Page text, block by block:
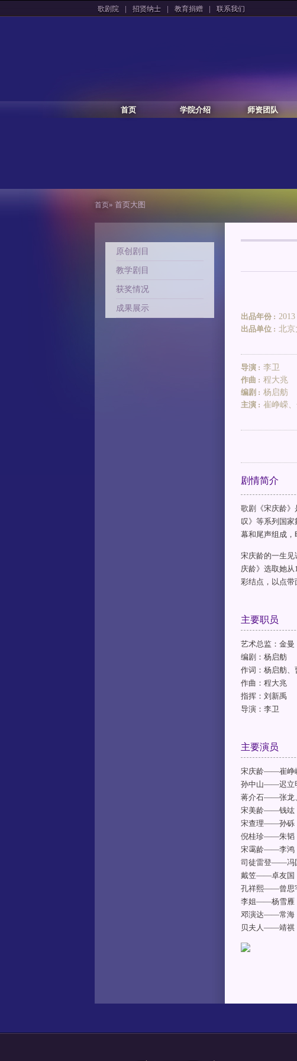
歌剧院 | 招贤纳士 | 教育捐赠 | 联系我们
首页 学院介绍 师资团队
首页» 首页大图
原创剧目
教学剧目
获奖情况
成果展示
出品年份 : 2013
出品单位 : 北京
导演 : 李卫
作曲 : 程大兆
编剧 : 杨启舫
主演 : 崔峥嵘
剧情简介
歌剧《宋庆龄
叹》等系列国
幕和尾声组成，
宋庆龄的一生
庆龄》选取她
彩结点，以点带
主要职员
艺术总监：金曼
编剧：杨启舫
作词：杨启舫、
作曲：程大兆
指挥：刘新禹
导演：李卫
主要演员
宋庆龄——崔峥
孙中山——迟立
蒋介石——张龙
宋美龄——钱竑
宋查理——孙砾
倪桂珍——朱韬
宋霭龄——李鸿
司徒雷登——冯
戴笠——卓友国
孔祥熙——曾思
李姐——杨雪雁
邓演达——常海
贝夫人——靖祺